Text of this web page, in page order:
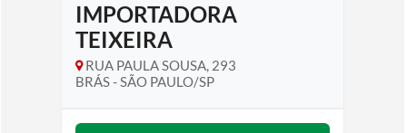
IMPORTADORA
TEIXEIRA
RUA PAULA SOUSA, 293
BRÁS - SÃO PAULO/SP